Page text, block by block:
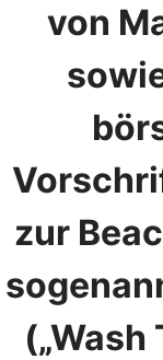
von
zur
(„Wash